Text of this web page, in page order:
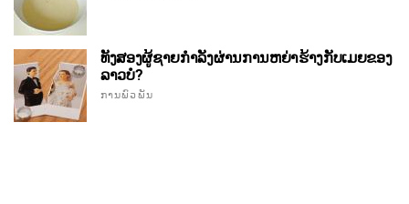
ທັງສອງຜູ້ຊາຍກໍາລັງຜ່ານການຫຍ່າຮ້າງກັບເມຍຂອງ
ລາວບໍ?
ການພົວພັນ